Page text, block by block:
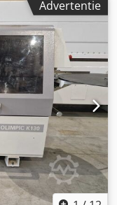
Aprjr
van
Instelbare
DTR-
Advertentie